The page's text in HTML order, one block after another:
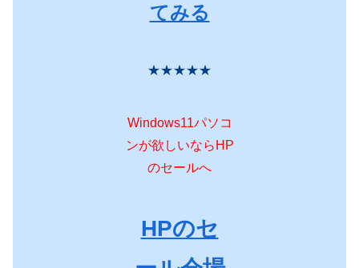
てみる
★★★★★
Windows11パソコ
ンが欲しいならHP
のセールへ
HPのセ